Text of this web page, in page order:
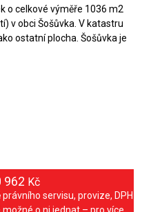
o celkové výměře 1036 m2
v obci Šošůvka. V katastru
ostatní plocha. Šošůvka je
962 Kč
servisu, provize, DPH